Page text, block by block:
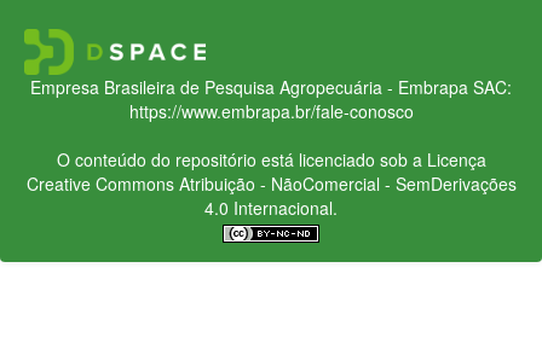
Empresa Brasileira de Pesquisa Agropecuária - Embrapa SAC:
https://www.embrapa.br/fale-conosco
O conteúdo do repositório está licenciado sob a Licença
Creative CommonsAtribuição - NãoComercial - SemDerivações
4.0 Internacional.